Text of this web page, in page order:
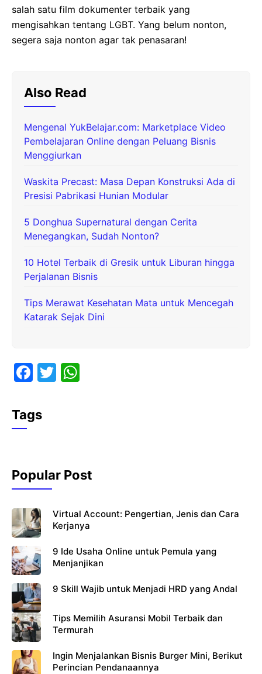
salah satu film dokumenter terbaik yang
mengisahkan tentang LGBT. Yang belum nonton,
segera saja nonton agar tak penasaran!
Also Read
Mengenal YukBelajar.com: Marketplace Video
Pembelajaran Online dengan Peluang Bisnis
Menggiurkan
Waskita Precast: Masa Depan Konstruksi Ada di
Presisi Pabrikasi Hunian Modular
5 Donghua Supernatural dengan Cerita
Menegangkan, Sudah Nonton?
10 Hotel Terbaik di Gresik untuk Liburan hingga
Perjalanan Bisnis
Tips Merawat Kesehatan Mata untuk Mencegah
Katarak Sejak Dini
F
c
e
o
k
T
p
p
Tags
Popular Post
Virtual Account: Pengertian, Jenis dan Cara
Kerjanya
9 Ide Usaha Online untuk Pemula yang
Menjanjikan
9 Skill Wajib untuk Menjadi HRD yang Andal
Tips Memilih Asuransi Mobil Terbaik dan
Termurah
Ingin Menjalankan Bisnis Burger Mini, Berikut
Perincian Pendanaannya